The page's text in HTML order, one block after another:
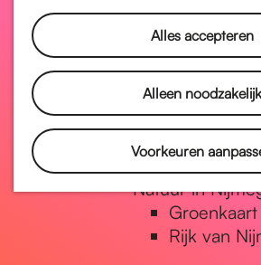
Alles accepteren
Alleen noodzakelijk
Voorkeuren
De oudste
Nederland
Romeinse
Vrede van
Penning
Natuur in
Rijk van